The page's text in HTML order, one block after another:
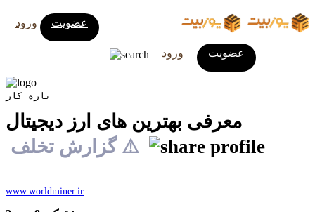
ورود عضویت
ورود عضویت
تازه کار
معرفی بهترین های ارز دیجیتال
⚠️ گزارش تخلف
www.worldminer.ir